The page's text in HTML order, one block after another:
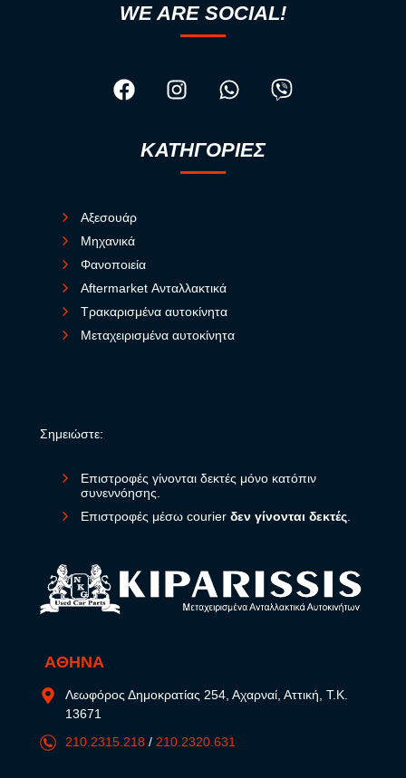
WE ARE SOCIAL!
ΚΑΤΗΓΟΡΙΕΣ
Αξεσουάρ
Μηχανικά
Φανοποιεία
Aftermarket Ανταλλακτικά
Τρακαρισμένα αυτοκίνητα
Μεταχειρισμένα αυτοκίνητα
Σημειώστε:
Επιστροφές γίνονται δεκτές μόνο κατόπιν
συνεννόησης.
Επιστροφές μέσω courier δεν γίνονται δεκτές
ΑΘΗΝΑ
Λεωφόρος Δημοκρατίας 254, Αχαρναί, Αττική, Τ.Κ.
13671
210.2315.218 / 210.2320.631